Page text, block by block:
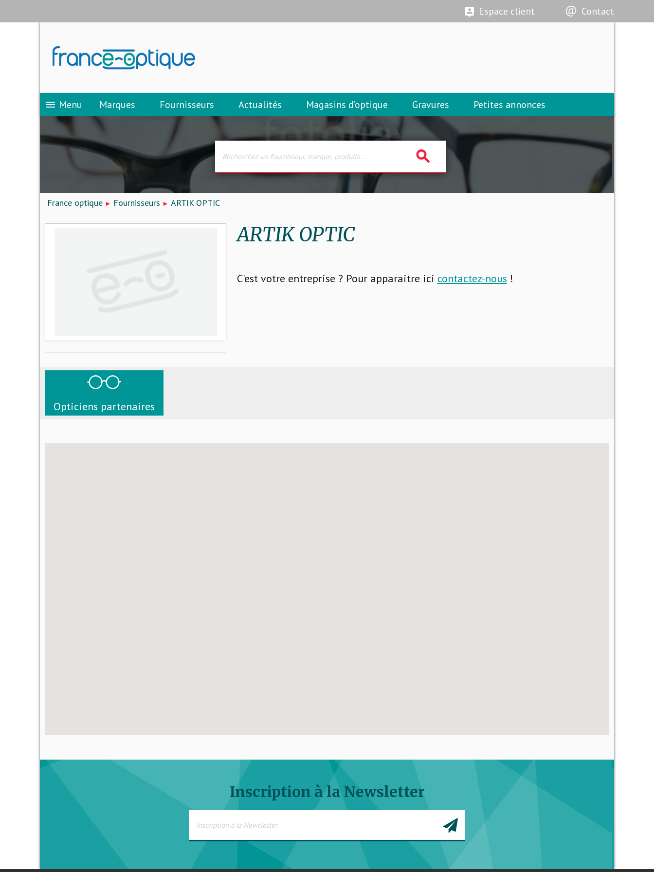
Espace client Contact
menu Menu Marques Fournisseurs Actualités Magasins d’optique Gravures Petites annonces
search
France optique Fournisseurs ARTIK OPTIC
ARTIK OPTIC
C'est votre entreprise ? Pour apparaitre ici contactez-nous !
Opticiens partenaires
Inscription à la Newsletter